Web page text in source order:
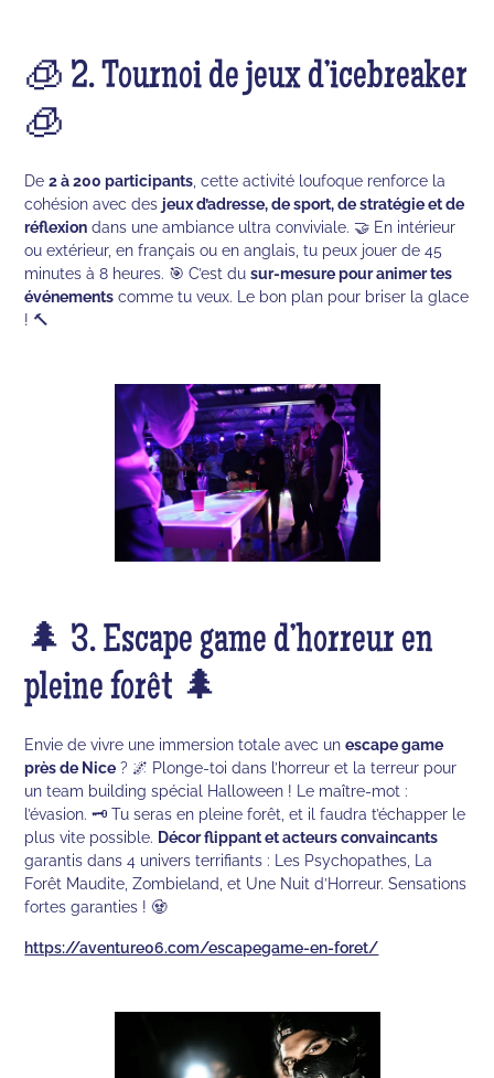
🧊 2. Tournoi de jeux d’icebreaker
🧊
De2 à 200 participants , cette activité loufoque renforce la
cohésion avec des jeux d’adresse, de sport, de stratégie et de
réflexion dans une ambiance ultra conviviale. 🤝 En intérieur
ou extérieur, en français ou en anglais, tu peux jouer de 45
minutes à 8 heures. 🎯 C’est dusur-mesure pour animer tes
événements comme tu veux. Le bon plan pour briser la glace
! 🔨
🌲 3. Escape game d’horreur en
pleine forêt 🌲
Envie de vivre une immersion totale avec unescape game
près de Nice ? 🌌 Plonge-toi dans l’horreur et la terreur pour
un team building spécial Halloween ! Le maître-mot :
l’évasion. 🗝 Tu seras en pleine forêt, et il faudra t’échapper le
plus vite possible. Décor flippant et acteurs convaincants
garantis dans 4 univers terrifiants : Les Psychopathes, La
Forêt Maudite, Zombieland, et Une Nuit d’Horreur. Sensations
fortes garanties ! 🧟
https://aventure06.com/escapegame-en-foret/